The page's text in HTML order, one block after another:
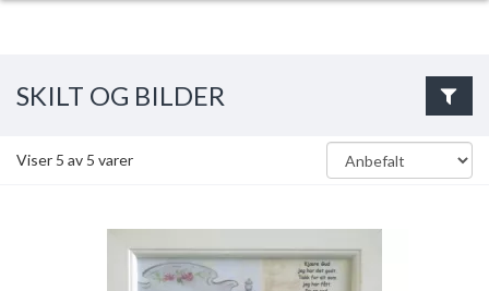
SKILT OG BILDER
Viser 5 av 5 varer